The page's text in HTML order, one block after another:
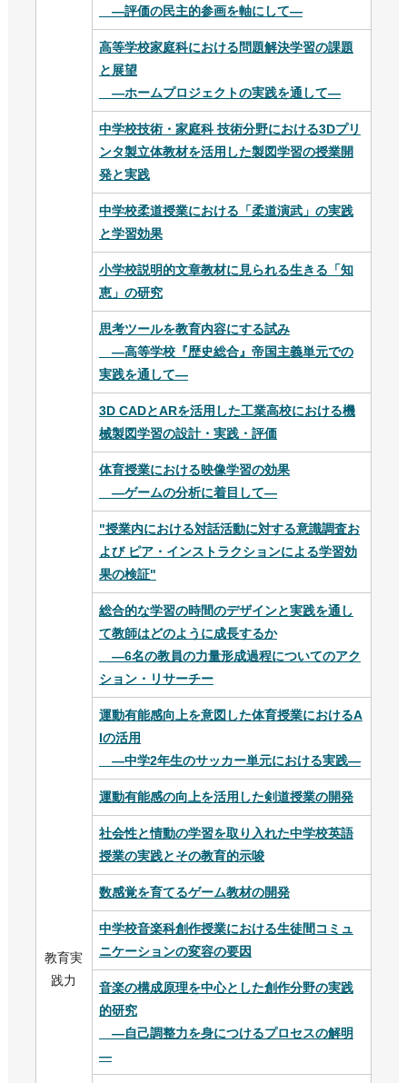
教育実
践力
―評価の民主的参画を軸にして―
高等学校家庭科における問題解決学習の課題
と展望
―ホームプロジェクトの実践を通して―
中学校技術・家庭科 技術分野における3Dプリ
ンタ製立体教材を活用した製図学習の授業開
発と実践
中学校柔道授業における「柔道演武」の実践
と学習効果
小学校説明的文章教材に見られる生きる「知
恵」の研究
思考ツールを教育内容にする試み
―高等学校『歴史総合』帝国主義単元での
実践を通して―
3D CADとARを活用した工業高校における機
械製図学習の設計・実践・評価
体育授業における映像学習の効果
―ゲームの分析に着目して―
"授業内における対話活動に対する意識調査お
よび ピア・インストラクションによる学習効
果の検証"
総合的な学習の時間のデザインと実践を通し
て教師はどのように成長するか
―6名の教員の力量形成過程についてのアク
ション・リサーチー
運動有能感向上を意図した体育授業におけるA
Iの活用
―中学2年生のサッカー単元における実践―
運動有能感の向上を活用した剣道授業の開発
社会性と情動の学習を取り入れた中学校英語
授業の実践とその教育的示唆
数感覚を育てるゲーム教材の開発
中学校音楽科創作授業における生徒間コミュ
ニケーションの変容の要因
音楽の構成原理を中心とした創作分野の実践
的研究
―自己調整力を身につけるプロセスの解明
―